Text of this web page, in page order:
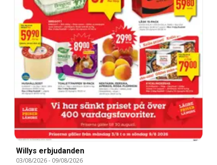
Willys erbjudanden
03/08/2026- 09/08/2026